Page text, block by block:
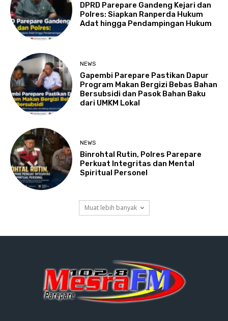
DPRD Parepare Gandeng Kejari dan
Polres: Siapkan Ranperda Hukum
Adat hingga Pendampingan Hukum
NEWS
Gapembi Parepare Pastikan Dapur
Program Makan Bergizi Bebas Bahan
Bersubsidi dan Pasok Bahan Baku
dari UMKM Lokal
NEWS
Binrohtal Rutin, Polres Parepare
Perkuat Integritas dan Mental
Spiritual Personel
Muat lebih banyak